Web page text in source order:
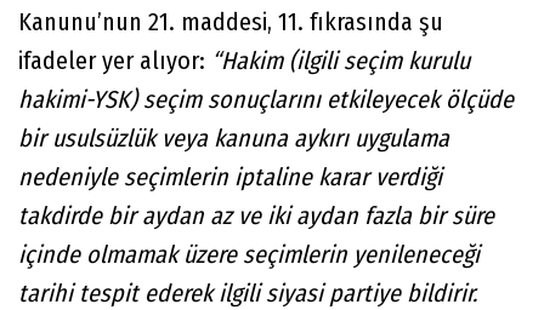
Kanunu’nun 21. maddesi, 11. fıkrasında şu
ifadeler yer alıyor: “Hakim (ilgili seçim kurulu
hakimi-YSK) seçim sonuçlarını etkileyecek ölçüde
bir usulsüzlük veya kanuna aykırı uygulama
nedeniyle seçimlerin iptaline karar verdiği
takdirde bir aydan az ve iki aydan fazla bir süre
içinde olmamak üzere seçimlerin yenileneceği
tarihi tespit ederek ilgili siyasi partiye bildirir.